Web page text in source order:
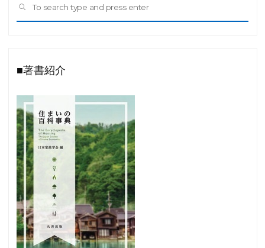
SEARCH
■著書紹介